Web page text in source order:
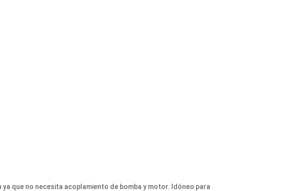
que no necesita acoplamiento de bomba y motor. Idóneo para